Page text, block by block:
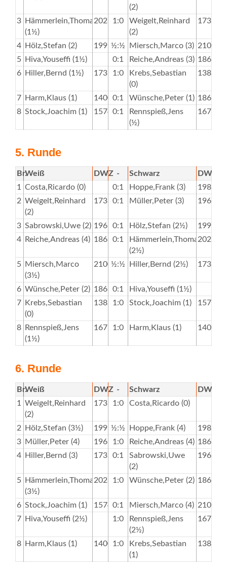
(2)
3
Hämmerlein,Thomas
(1½)
2028 1:0
Weigelt,Reinhard
(2)
1736
4 Hölz,Stefan (2) 1995½:½ Miersch,Marco (3) 2100
5
Hiva,Youseffi (1½) 0:1 Reiche,Andreas (3) 1863
6
Hiller,Bernd (1½) 1737 1:0
Krebs,Sebastian
(0)
1382
7 Harm,Klaus (1) 1400 0:1 Wünsche,Peter (1) 1866
8 Stock,Joachim (1) 1574 0:1
Rennspieß,Jens
(½)
1675
5. Runde
Br.Weiß DWZ - Schwarz
DWZ
1
Costa,Ricardo (0) 0:1 Hoppe,Frank (3)
1984
2 Weigelt,Reinhard
(2)
1736 0:1 Müller,Peter (3) 1963
3 Sabrowski,Uwe (2) 1963 0:1 Hölz,Stefan (2½)
1995
4
Reiche,Andreas (4) 1863 0:1
Hämmerlein,Thomas
(2½)
2028
5 Miersch,Marco
(3½)
2100½:½ Hiller,Bernd (2½) 1737
6 Wünsche,Peter (2) 1866 0:1
Hiva,Youseffi (1½)
7
Krebs,Sebastian
(0)
1382 1:0 Stock,Joachim (1) 1574
8
Rennspieß,Jens
(1½)
1675 1:0 Harm,Klaus (1) 1400
6. Runde
Br.Weiß DWZ - Schwarz
DWZ
1
Weigelt,Reinhard
(2)
1736 1:0 Costa,Ricardo (0)
2 Hölz,Stefan (3½) 1995½:½ Hoppe,Frank (4)
1984
3 Müller,Peter (4) 1963 1:0 Reiche,Andreas (4) 1863
4
Hiller,Bernd (3) 1737 0:1
Sabrowski,Uwe
(2)
1963
5
Hämmerlein,Thomas
(3½)
2028 1:0 Wünsche,Peter (2) 1866
6 Stock,Joachim (1) 1574 0:1 Miersch,Marco (4) 2100
7
Hiva,Youseffi (2½) 1:0
Rennspieß,Jens
(2½)
1675
8 Harm,Klaus (1) 1400 1:0
Krebs,Sebastian
(1)
1382